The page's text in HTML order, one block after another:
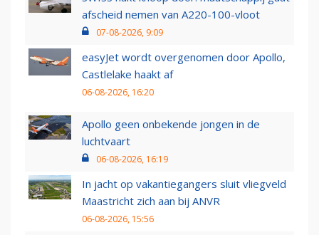
afscheid nemen van A220-100-vloot
07-08-2026, 9:09
easyJet wordt overgenomen door Apollo,
Castlelake haakt af
06-08-2026, 16:20
Apollo geen onbekende jongen in de
luchtvaart
06-08-2026, 16:19
In jacht op vakantiegangers sluit vliegveld
Maastricht zich aan bij ANVR
06-08-2026, 15:56